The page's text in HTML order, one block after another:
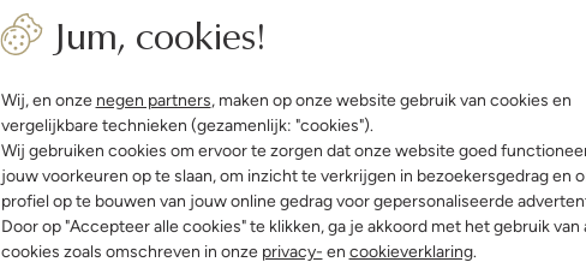
Jum, cookies!
Wij, en onze negen partners, maken op onze website gebruik van cookies en
vergelijkbare technieken (gezamenlijk: "cookies").
Wij gebruiken cookies om ervoor te zorgen dat onze website goed
jouw voorkeuren op te slaan, om inzicht te verkrijgen in bezoekersgedrag en
profiel op te bouwen van jouw online gedrag voor gepersonaliseerde
Door op "Accepteer alle cookies" te klikken, ga je akkoord met het gebruik van
cookies zoals omschreven in onze privacy- en cookieverklaring.